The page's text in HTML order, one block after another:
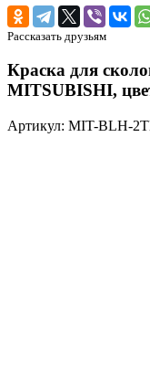
Рассказать друзьям
Краска для
MITSUBISHI,
Артикул: MIT-BLH-